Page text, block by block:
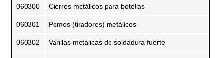
060300 Cierres metálicos para botellas
060301 Pomos (tiradores) metálicos
060302 Varillas metálicas de soldadura fuerte